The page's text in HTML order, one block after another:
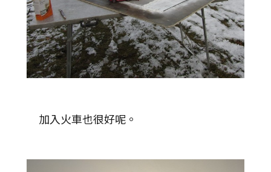
加入火車也很好呢。